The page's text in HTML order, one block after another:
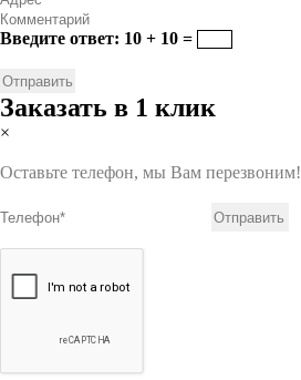
Введите ответ: 10 + 10 =
Заказать в 1 клик
×
Оставьте телефон, мы Вам перезвоним!